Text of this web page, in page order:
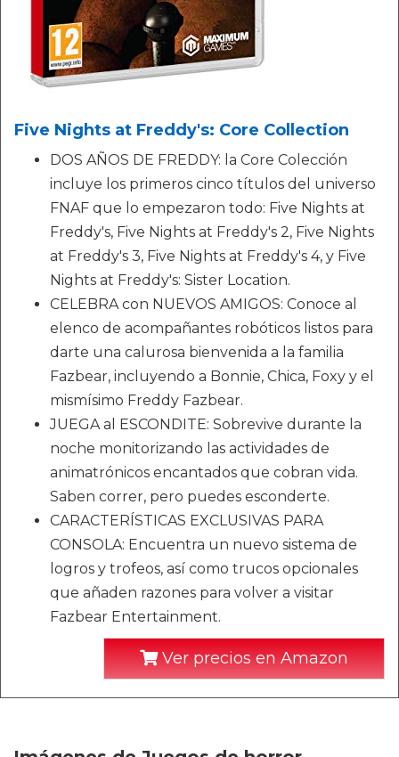
Five Nights at Freddy's: Core Collection
DOS AÑOS DE FREDDY: la Core Colección
incluye los primeros cinco títulos del universo
FNAF que lo empezaron todo: Five Nights at
Freddy's, Five Nights at Freddy's 2, Five Nights
at Freddy's 3, Five Nights at Freddy's 4, y Five
Nights at Freddy's: Sister Location.
CELEBRA con NUEVOS AMIGOS: Conoce al
elenco de acompañantes robóticos listos para
darte una calurosa bienvenida a la familia
Fazbear, incluyendo a Bonnie, Chica, Foxy y el
mismísimo Freddy Fazbear.
JUEGA al ESCONDITE: Sobrevive durante la
noche monitorizando las actividades de
animatrónicos encantados que cobran vida.
Saben correr, pero puedes esconderte.
CARACTERÍSTICAS EXCLUSIVAS PARA
CONSOLA: Encuentra un nuevo sistema de
logros y trofeos, así como trucos opcionales
que añaden razones para volver a visitar
Fazbear Entertainment.
Ver precios en Amazon